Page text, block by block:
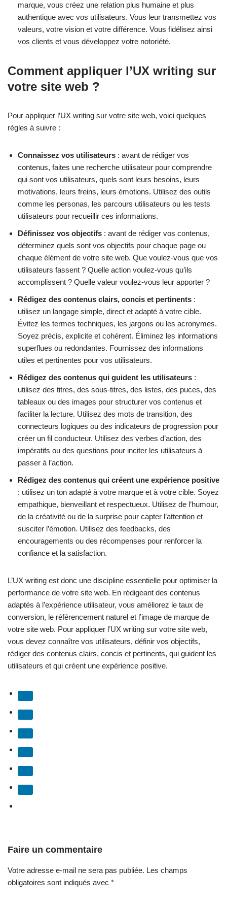
marque, vous créez une relation plus humaine et plus
authentique avec vos utilisateurs. Vous leur transmettez vos
valeurs, votre vision et votre différence. Vous fidélisez ainsi
vos clients et vous développez votre notoriété.
Comment appliquer l’UX writing sur
votre site web ?
Pour appliquer l’UX writing sur votre site web, voici quelques
règles à suivre :
Connaissez vos utilisateurs : avant de rédiger vos
contenus, faites une recherche utilisateur pour comprendre
qui sont vos utilisateurs, quels sont leurs besoins, leurs
motivations, leurs freins, leurs émotions. Utilisez des outils
comme les personas, les parcours utilisateurs ou les tests
utilisateurs pour recueillir ces informations.
Définissez vos objectifs : avant de rédiger vos contenus,
déterminez quels sont vos objectifs pour chaque page ou
chaque élément de votre site web. Que voulez-vous que vos
utilisateurs fassent ? Quelle action voulez-vous qu’ils
accomplissent ? Quelle valeur voulez-vous leur apporter ?
Rédigez des contenus clairs, concis et pertinents :
utilisez un langage simple, direct et adapté à votre cible.
Évitez les termes techniques, les jargons ou les acronymes.
Soyez précis, explicite et cohérent. Éliminez les informations
superflues ou redondantes. Fournissez des informations
utiles et pertinentes pour vos utilisateurs.
Rédigez des contenus qui guident les utilisateurs :
utilisez des titres, des sous-titres, des listes, des puces, des
tableaux ou des images pour structurer vos contenus et
faciliter la lecture. Utilisez des mots de transition, des
connecteurs logiques ou des indicateurs de progression pour
créer un fil conducteur. Utilisez des verbes d’action, des
impératifs ou des questions pour inciter les utilisateurs à
passer à l’action.
Rédigez des contenus qui créent une expérience positive
: utilisez un ton adapté à votre marque et à votre cible. Soyez
empathique, bienveillant et respectueux. Utilisez de l’humour,
de la créativité ou de la surprise pour capter l’attention et
susciter l’émotion. Utilisez des feedbacks, des
encouragements ou des récompenses pour renforcer la
confiance et la satisfaction.
L’UX writing est donc une discipline essentielle pour optimiser la
performance de votre site web. En rédigeant des contenus
adaptés à l’expérience utilisateur, vous améliorez le taux de
conversion, le référencement naturel et l’image de marque de
votre site web. Pour appliquer l’UX writing sur votre site web,
vous devez connaître vos utilisateurs, définir vos objectifs,
rédiger des contenus clairs, concis et pertinents, qui guident les
utilisateurs et qui créent une expérience positive.
Faire un commentaire
Votre adresse e-mail ne sera pas publiée. Les champs
obligatoires sont indiqués avec *